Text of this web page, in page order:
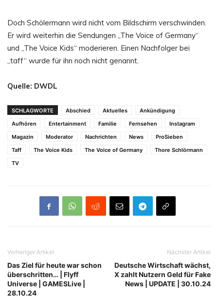
Doch Schölermann wird nicht vom Bildschirm verschwinden.
Er wird weiterhin die Sendungen „The Voice of Germany“
und „The Voice Kids“ moderieren. Einen Nachfolger bei
„taff“ wurde für ihn noch nicht genannt.
Quelle: DWDL
SCHLAGWORTE Abschied Aktuelles
Ankündigung
Aufhören
Entertainment Familie Fernsehen
Instagram
Magazin
Moderator Nachrichten News
ProSieben
Taff
The Voice Kids The Voice of Germany
Thore Schlörmann
TV
Vorheriger Artikel
Das Ziel für heute war schon
überschritten… | Flyff
Universe | GAMESLive |
28.10.24
Nächster Artikel
Deutsche Wirtschaft wächst,
X zahlt Nutzern Geld für Fake
News | UPDATE | 30.10.24